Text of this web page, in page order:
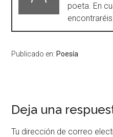
poeta. En
Publicado en: Poesía
Deja una
Tu dirección de correo